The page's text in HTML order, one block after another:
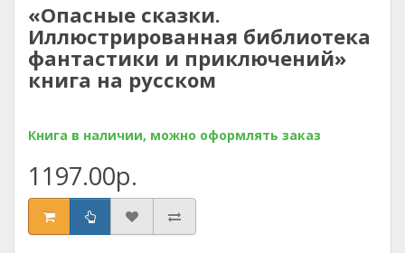
«Опасные сказки.
Иллюстрированная библиотека
фантастики и приключений»
книга на русском
Книга в наличии, можно оформлять заказ
1197.00р.